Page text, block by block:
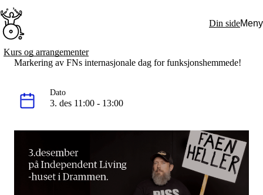
til
hovedinnhold
Din sideMeny
Søk:
Hva vi gjør
BPA og kommunen
Beslutningsstøtteråd
Funksjonsassistanse
Ti gode grunner til å velge Uloba
Bli medlem
Bli assistent
Kampsaker
Arrangementer
Kurs og arrangementer
Markering av FNs internasjonale dag for funksjonshemmede!
Dato
3. des 11:00 - 13:00